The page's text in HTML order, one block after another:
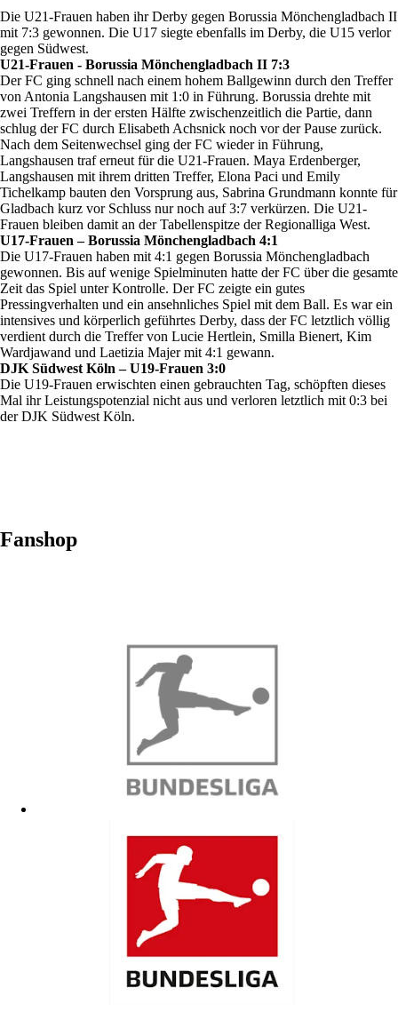
Die U21-Frauen haben ihr Derby gegen Borussia Mönchengladbach II
mit 7:3 gewonnen. Die U17 siegte ebenfalls im Derby, die U15 verlor
gegen Südwest.
U21-Frauen - Borussia Mönchengladbach II 7:3
Der FC ging schnell nach einem hohem Ballgewinn durch den Treffer
von Antonia Langshausen mit 1:0 in Führung. Borussia drehte mit
zwei Treffern in der ersten Hälfte zwischenzeitlich die Partie, dann
schlug der FC durch Elisabeth Achsnick noch vor der Pause zurück.
Nach dem Seitenwechsel ging der FC wieder in Führung,
Langshausen traf erneut für die U21-Frauen. Maya Erdenberger,
Langshausen mit ihrem dritten Treffer, Elona Paci und Emily
Tichelkamp bauten den Vorsprung aus, Sabrina Grundmann konnte für
Gladbach kurz vor Schluss nur noch auf 3:7 verkürzen. Die U21-
Frauen bleiben damit an der Tabellenspitze der Regionalliga West.
U17-Frauen – Borussia Mönchengladbach 4:1
Die U17-Frauen haben mit 4:1 gegen Borussia Mönchengladbach
gewonnen. Bis auf wenige Spielminuten hatte der FC über die gesamte
Zeit das Spiel unter Kontrolle. Der FC zeigte ein gutes
Pressingverhalten und ein ansehnliches Spiel mit dem Ball. Es war ein
intensives und körperlich geführtes Derby, dass der FC letztlich völlig
verdient durch die Treffer von Lucie Hertlein, Smilla Bienert, Kim
Wardjawand und Laetizia Majer mit 4:1 gewann.
DJK Südwest Köln – U19-Frauen 3:0
Die U19-Frauen erwischten einen gebrauchten Tag, schöpften dieses
Mal ihr Leistungspotenzial nicht aus und verloren letztlich mit 0:3 bei
der DJK Südwest Köln.
Fanshop